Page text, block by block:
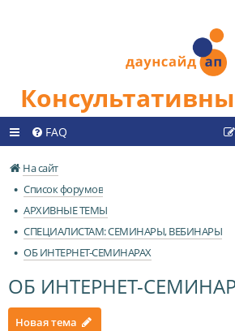
FAQ
На сайт
Список форумов
АРХИВНЫЕ ТЕМЫ
СПЕЦИАЛИСТАМ: СЕМИНАРЫ, ВЕБИНАРЫ
ОБ ИНТЕРНЕТ-СЕМИНАРАХ
ОБ ИНТЕРНЕТ-
Новая тема